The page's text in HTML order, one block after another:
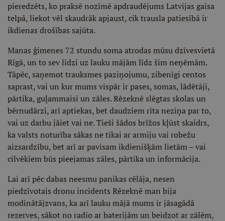
pieredzēts, ko praksē nozīmē apdraudējums Latvijas gaisa
telpā, liekot vēl skaudrāk apjaust, cik trausla patiesībā ir
ikdienas drošības sajūta.
Manas ģimenes 72 stundu soma atrodas mūsu dzīvesvietā
Rīgā, un to sev līdzi uz lauku mājām līdz šim neņēmām.
Tāpēc, saņemot trauksmes paziņojumu, zibenīgi centos
saprast, vai un kur mums vispār ir pases, somas, lādētāji,
pārtika, guļammaisi un zāles. Rēzeknē slēgtas skolas un
bērnudārzi, arī aptiekas, bet daudziem rīta neziņa par to,
vai uz darbu jāiet vai ne. Tieši šādos brīžos kļūst skaidrs,
ka valsts noturība sākas ne tikai ar armiju vai robežu
aizsardzību, bet arī ar pavisam ikdienišķām lietām – vai
cilvēkiem būs pieejamas zāles, pārtika un informācija.
Lai arī pēc dabas neesmu panikas cēlāja, nesen
piedzīvotais dronu incidents Rēzeknē man bija
modinātājzvans, ka arī lauku mājā mums ir jāsagādā
rezerves, sākot no radio ar baterijām un beidzot ar zālēm,